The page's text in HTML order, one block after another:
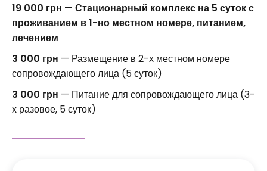
19 000 грн — Стационарный комплекс на 5 суток с
проживанием в 1-но местном номере, питанием,
лечением
3 000 грн — Размещение в 2-х местном номере
сопровождающего лица (5 суток)
3 000 грн — Питание для сопровождающего лица (3-
х разовое, 5 суток)